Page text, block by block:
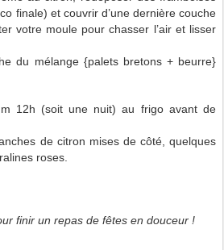
finale) et couvrir d’une dernière couche
votre moule pour chasser l’air et lisser
du mélange {palets bretons + beurre}
12h (soit une nuit) au frigo avant de
de citron mises de côté, quelques
roses.
finir un repas de fêtes en douceur !